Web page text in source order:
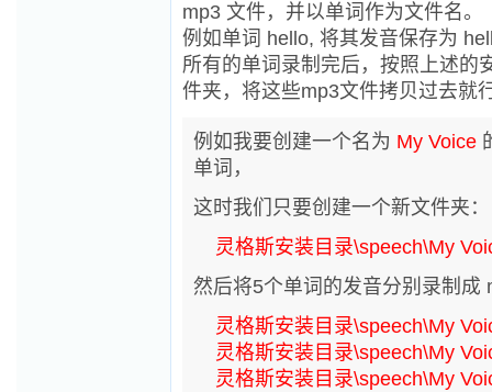
mp3 文件，并以单词作为文件名。
例如单词 hello, 将其发音保存为
所有的单词录制完后，按照上述的
件夹，将这些mp3文件拷贝过去就
例如我要创建一个名为 My Voice
单词，
这时我们只要创建一个新文件夹：
灵格斯安装目录\speech\My
然后将5个单词的发音分别录制成
灵格斯安装目录\speech\My
灵格斯安装目录\speech\My
灵格斯安装目录\speech\My